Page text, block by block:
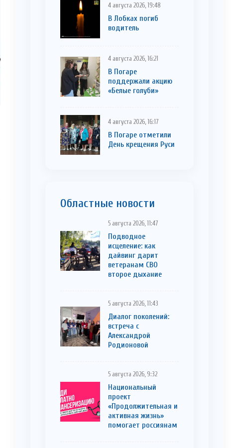
4 августа 2026, 19:48
В Лобках погиб
водитель
4 августа 2026, 16:21
В Погаре
поддержали акцию
«Белые голуби»
4 августа 2026, 16:17
В Погаре отметили
День крещения Руси
Областные новости
5 августа 2026, 11:47
Подводное
исцеление: как
дайвинг дарит
ветеранам СВО
второе дыхание
5 августа 2026, 11:43
Диалог поколений:
встреча с
Александрой
Родионовой
5 августа 2026, 9:32
Национальный
проект
«Продолжительная и
активная жизнь»
помогает россиянам